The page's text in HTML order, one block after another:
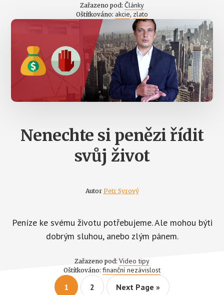
Zařazeno pod: Články
Oštítkováno: akcie, zlato
Nenechte si penězi řídit
svůj život
Autor Petr Syrový
Peníze ke svému životu potřebujeme. Ale mohou býti
dobrým sluhou, anebo zlým pánem.
Zařazeno pod: Video tipy
Oštítkováno: finanční nezávislost
Page
1 Page
2
Go
Next Page »